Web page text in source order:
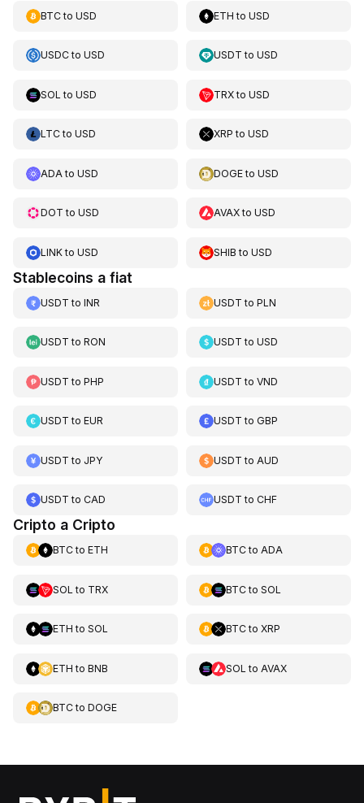
BTCto USD ETH toUSD
USDCto USD USDT toUSD
SOL to USD TRXtoUSD
LTCto USD XRP toUSD
ADA to USD DOGEtoUSD
DOT to USD AVAXtoUSD
LINKto USD SHIB toUSD
Stablecoins a fiat
USDT to INR USDT toPLN
USDT to RON USDT toUSD
USDT to PHP USDT toVND
USDT to EUR USDT toGBP
USDT to JPY USDT to AUD
USDT to CAD USDT toCHF
Cripto a Cripto
BTCto ETH BTCto ADA
SOL to TRX BTCto SOL
ETH to SOL BTCto XRP
ETH to BNB SOL to AVAX
BTCto DOGE